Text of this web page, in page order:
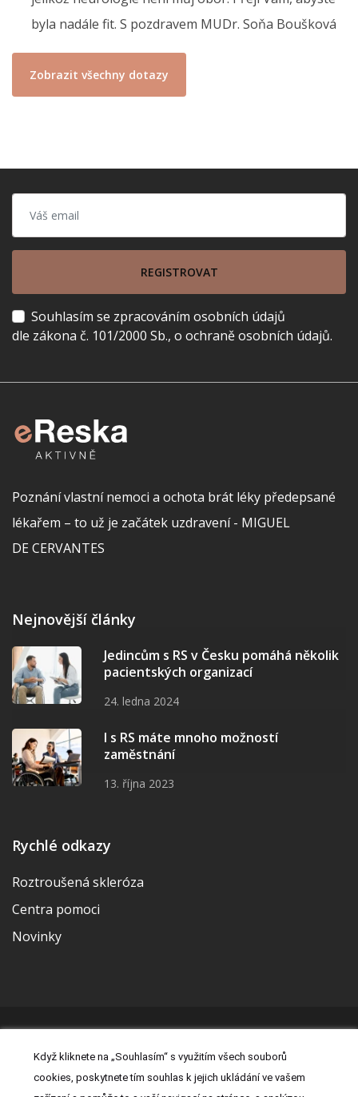
byla nadále fit. S pozdravem MUDr. Soňa Boušková
Zobrazit všechny dotazy
REGISTROVAT
Souhlasím se zpracováním osobních údajů
dle zákona č. 101/2000 Sb., o ochraně osobních údajů.
Poznání vlastní nemoci a ochota brát léky předepsané
lékařem – to už je začátek uzdravení - MIGUEL
DE CERVANTES
Nejnovější články
Jedincům s RS v Česku pomáhá několik
pacientských organizací
24. ledna 2024
I s RS máte mnoho možností
zaměstnání
13. října 2023
Rychlé odkazy
Roztroušená skleróza
Centra pomoci
Novinky
Právní prohlášení|Prohlášení o cookies|Nastavení cookies
Kontakt|Zásady zpracování osobních údajů
Když kliknete na „Souhlasím“ s využitím všech souborů
cookies, poskytnete tím souhlas k jejich ukládání ve vašem